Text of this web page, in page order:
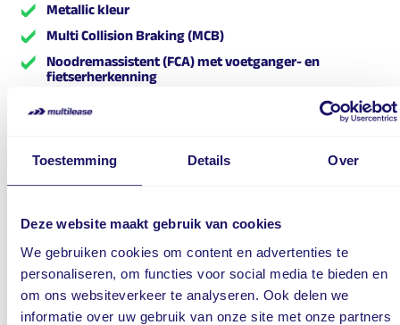
Toestemming Details Over
Deze website maakt gebruik van cookies
We gebruiken cookies om content en advertenties te
personaliseren, om functies voor social media te bieden en
om ons websiteverkeer te analyseren. Ook delen we
informatie over uw gebruik van onze site met onze partners
Metallic kleur
Multi Collision Braking (MCB)
Noodremassistent (FCA) met voetganger- en
fietserherkenning
Parkeersensoren, vóór
Raambediening achter, elektrisch
Raambediening vóór, elektrisch
Regensensor
Remote Smart Parking Assist (RSPA)